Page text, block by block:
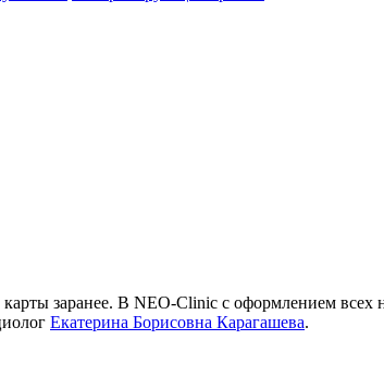
заранее. В NEO-Clinic с оформлением
Екатерина Борисовна Карагашева.